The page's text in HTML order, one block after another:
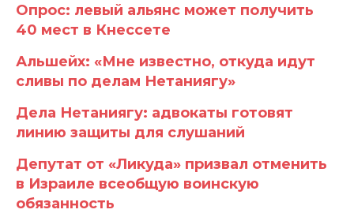
Опрос: левый альянс может получить
40 мест в Кнессете
Альшейх: «Мне известно, откуда идут
сливы по делам Нетаниягу»
Дела Нетаниягу: адвокаты готовят
линию защиты для слушаний
Депутат от «Ликуда» призвал отменить
в Израиле всеобщую воинскую
обязанность